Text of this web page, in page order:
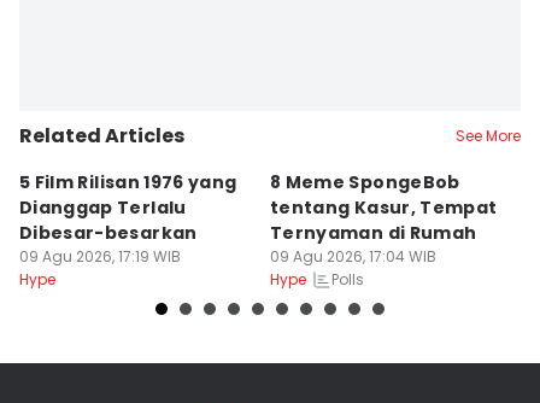
Related Articles See More
5 Film Rilisan 1976 yang
Dianggap Terlalu
Dibesar-besarkan
09 Agu 2026, 17:19 WIB
Hype
8 Meme SpongeBob
tentang Kasur, Tempat
Ternyaman di Rumah
09 Agu 2026, 17:04 WIB
Hype
Polls